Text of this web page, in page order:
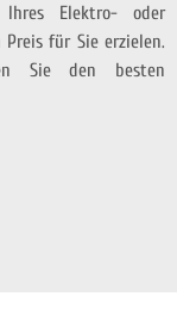
Ihres Elektro- oder
für Sie erzielen.
Sie den besten